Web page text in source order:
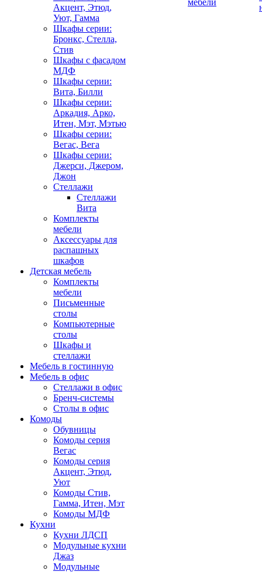
Акцент, Этюд,
Уют, Гамма
Шкафы серии:
Бронкс, Стелла,
Стив
Шкафы с фасадом
МДФ
Шкафы серии:
Вита, Билли
Шкафы серии:
Аркадия, Арко,
Итен, Мэт, Мэтью
Шкафы серии:
Вегас, Вега
Шкафы серии:
Джерси, Джером,
Джон
Стеллажи
Стеллажи
Вита
Комплекты
мебели
Аксессуары для
распашных
шкафов
Детская мебель
Комплекты
мебели
Письменные
столы
Компьютерные
столы
Шкафы и
стеллажи
Мебель в гостинную
Мебель в офис
Стеллажи в офис
Бренч-системы
Столы в офис
Комоды
Обувницы
Комоды серия
Вегас
Комоды серия
Акцент, Этюд,
Уют
Комоды Стив,
Гамма, Итен, Мэт
Комоды МДФ
Кухни
Кухни ЛДСП
Модульные кухни
Джаз
Модульные
мебели